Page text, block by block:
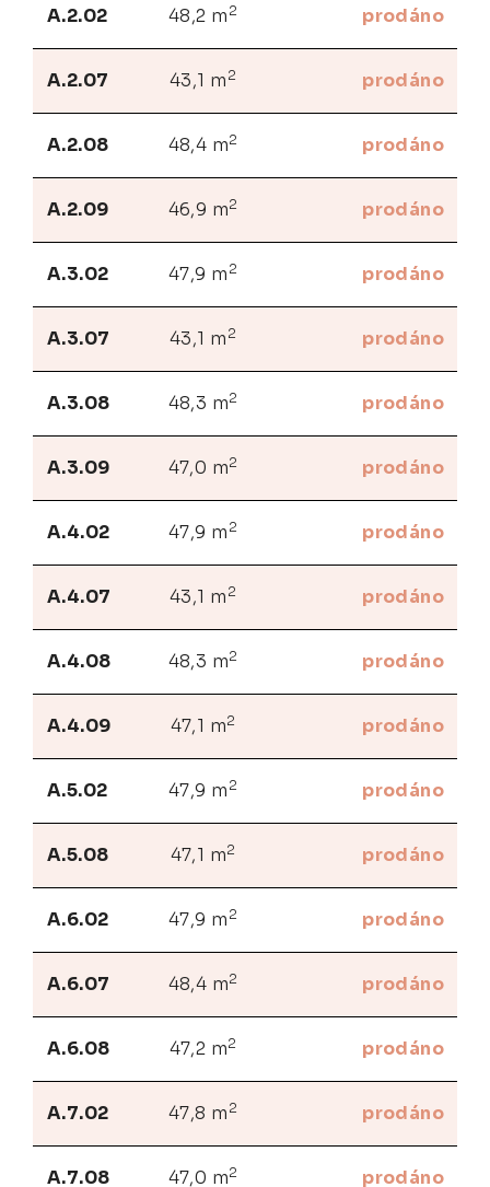
A.2.02 48,2 m 2 prodáno
A.2.07 43,1 m 2 prodáno
A.2.08 48,4 m2 prodáno
A.2.09 46,9 m2 prodáno
A.3.02 47,9 m 2 prodáno
A.3.07 43,1 m 2 prodáno
A.3.08 48,3 m2 prodáno
A.3.09 47,0 m2 prodáno
A.4.02 47,9 m 2 prodáno
A.4.07 43,1 m 2 prodáno
A.4.08 48,3 m2 prodáno
A.4.09 47,1 m2 prodáno
A.5.02 47,9 m 2 prodáno
A.5.08 47,1 m2 prodáno
A.6.02 47,9 m 2 prodáno
A.6.07 48,4 m2 prodáno
A.6.08 47,2 m2 prodáno
A.7.02 47,8 m 2 prodáno
A.7.08 47,0 m2 prodáno